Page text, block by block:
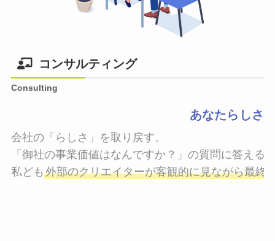
コンサルティング
Consulting
あなたらしさ
会社の「らしさ」を取り戻す。
「御社の事業価値はなんですか？」の質問に答える
私ども 外部のクリエイターが客観的に見ながら最終